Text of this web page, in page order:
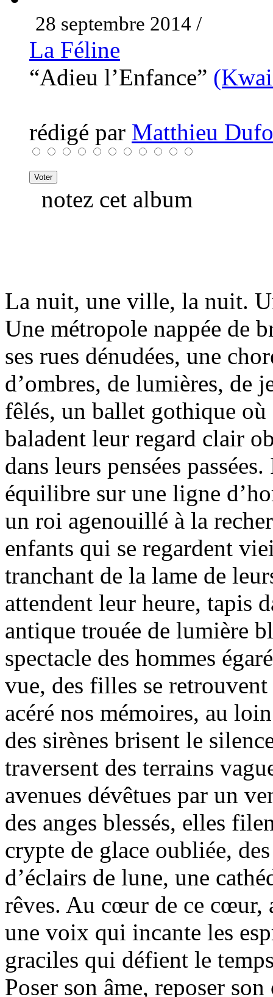
28 septembre 2014 /
La Féline
“Adieu l’Enfance”
rédigé par Matthieu
notez cet album
La nuit, une ville, la nuit.
Une métropole nappée de
ses rues dénudées, une
d’ombres, de lumières, de
fêlés, un ballet gothique
baladent leur regard clair
dans leurs pensées
équilibre sur une ligne
un roi agenouillé à la
enfants qui se regardent
tranchant de la lame de
attendent leur heure, tapis
antique trouée de lumière
spectacle des hommes
vue, des filles se
acéré nos mémoires, au
des sirènes brisent le
traversent des terrains
avenues dévêtues par un
des anges blessés, elles
crypte de glace oubliée,
d’éclairs de lune, une
rêves. Au cœur de ce cœur,
une voix qui incante les
graciles qui défient le
Poser son âme, reposer